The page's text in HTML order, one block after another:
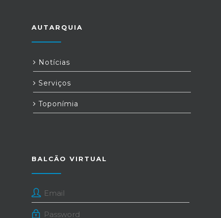
AUTARQUIA
Notícias
Serviços
Toponímia
BALCÃO VIRTUAL